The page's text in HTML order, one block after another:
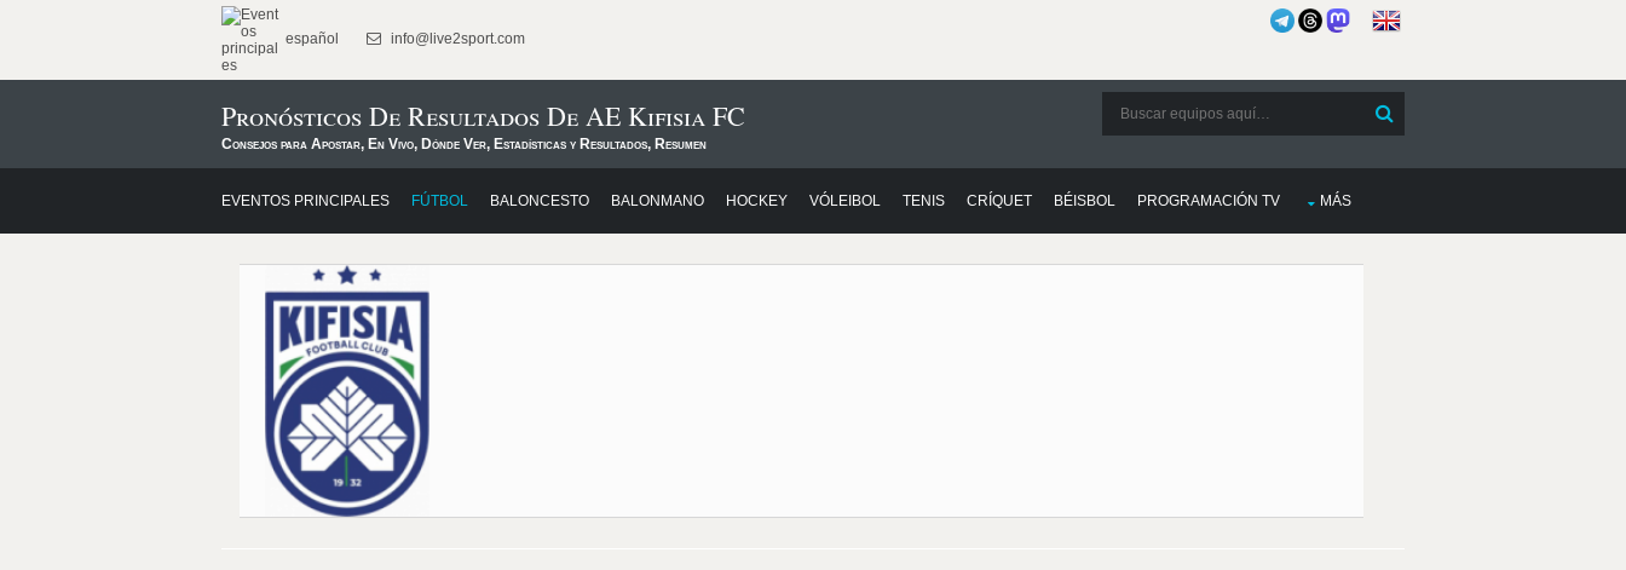
español info@live2sport.com
Pronósticos De Resultados De AE Kifisia FC
Consejos para Apostar, En Vivo, Dónde Ver, Estadísticas y Resultados, Resumen
EVENTOS PRINCIPALES FÚTBOL BALONCESTO BALONMANO HOCKEY VÓLEIBOL TENIS CRÍQUET BÉISBOL PROGRAMACIÓN TV MÁS